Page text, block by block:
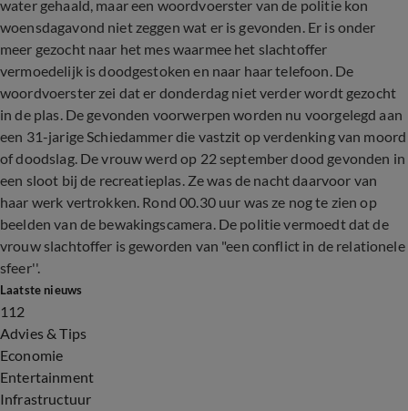
water gehaald, maar een woordvoerster van de politie kon
woensdagavond niet zeggen wat er is gevonden. Er is onder
meer gezocht naar het mes waarmee het slachtoffer
vermoedelijk is doodgestoken en naar haar telefoon. De
woordvoerster zei dat er donderdag niet verder wordt gezocht
in de plas. De gevonden voorwerpen worden nu voorgelegd aan
een 31-jarige Schiedammer die vastzit op verdenking van moord
of doodslag. De vrouw werd op 22 september dood gevonden in
een sloot bij de recreatieplas. Ze was de nacht daarvoor van
haar werk vertrokken. Rond 00.30 uur was ze nog te zien op
beelden van de bewakingscamera. De politie vermoedt dat de
vrouw slachtoffer is geworden van "een conflict in de relationele
sfeer''.
Laatste nieuws
112
Advies & Tips
Economie
Entertainment
Infrastructuur